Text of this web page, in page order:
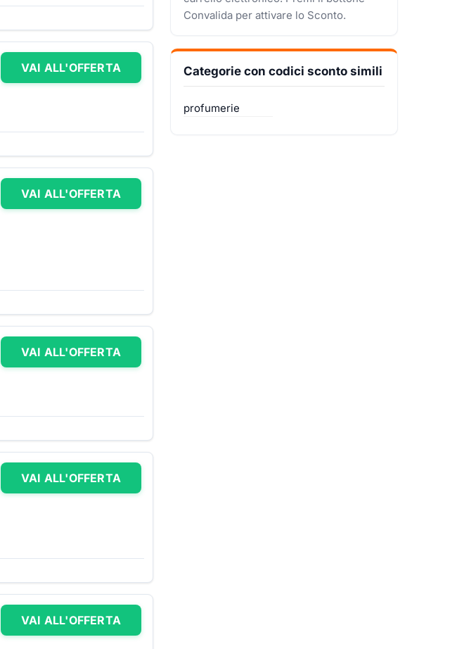
VAI ALL'OFFERTA
VAI ALL'OFFERTA
VAI ALL'OFFERTA
VAI ALL'OFFERTA
VAI ALL'OFFERTA
Convalida per attivare lo Sconto.
Categorie con codici sconto simili
profumerie